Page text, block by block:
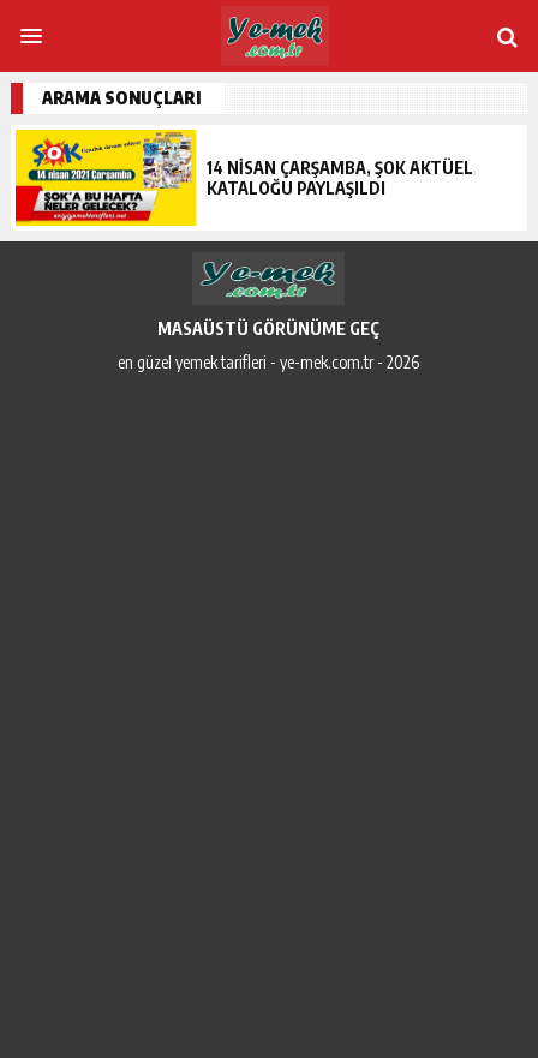
ARAMA SONUÇLARI
14 NISAN ÇARŞAMBA, ŞOK AKTÜEL
KATALOĞU PAYLAŞILDI
MASAÜSTÜ GÖRÜNÜME GEÇ
en güzel yemek tarifleri - ye-mek.com.tr - 2026